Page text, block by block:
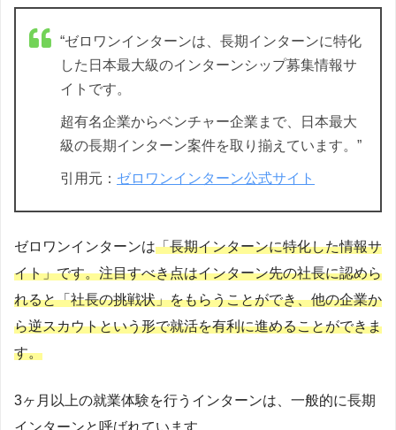
“ゼロワンインターンは、長期インターンに特化
した日本最大級のインターンシップ募集情報サ
イトです。
超有名企業からベンチャー企業まで、日本最大
級の長期インターン案件を取り揃えています。”
引用元： ゼロワンインターン公式サイト
ゼロワンインターンは「長期インターンに特化した情報サ
イト」です。注目すべき点はインターン先の社長に認めら
れると「社長の挑戦状」をもらうことができ、他の企業か
ら逆スカウトという形で就活を有利に進めることができま
す。
3ヶ月以上の就業体験を行うインターンは、一般的に長期